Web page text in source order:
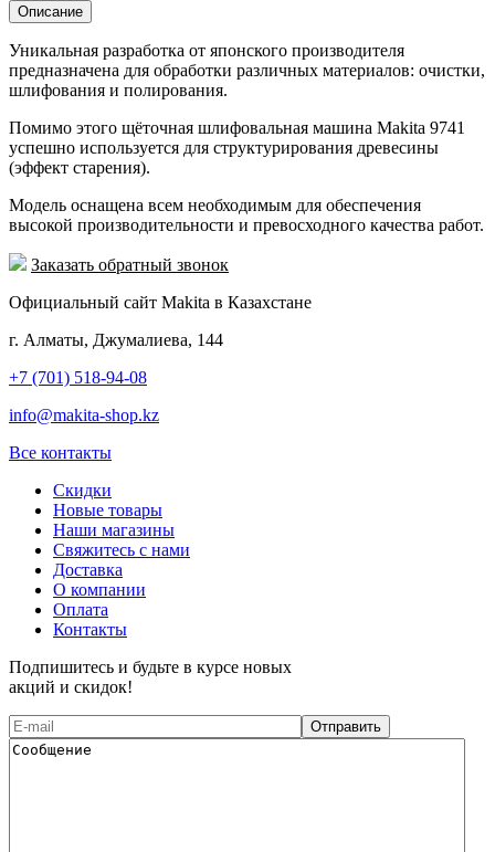
Описание
Уникальная разработка от японского производителя
предназначена для обработки различных материалов: очистки,
шлифования и полирования.
Помимо этого щёточная шлифовальная машина Makita 9741
успешно используется для структурирования древесины
(эффект старения).
Модель оснащена всем необходимым для обеспечения
высокой производительности и превосходного качества работ.
Заказать обратный звонок
Официальный сайт Makita в Казахстане
г. Алматы, Джумалиева, 144
+7 (701) 518-94-08
info@makita-shop.kz
Все контакты
Скидки
Новые товары
Наши магазины
Свяжитесь с нами
Доставка
О компании
Оплата
Контакты
Подпишитесь и будьте в курсе новых
акций и скидок!
Отправить